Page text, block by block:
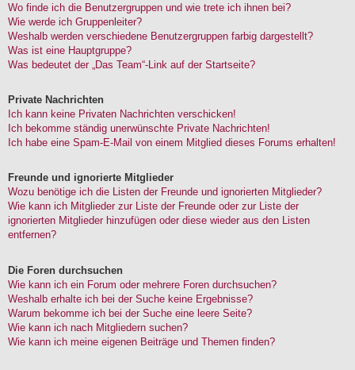
Wo finde ich die Benutzergruppen und wie trete ich ihnen bei?
Wie werde ich Gruppenleiter?
Weshalb werden verschiedene Benutzergruppen farbig dargestellt?
Was ist eine Hauptgruppe?
Was bedeutet der „Das Team“-Link auf der Startseite?
Private Nachrichten
Ich kann keine Privaten Nachrichten verschicken!
Ich bekomme ständig unerwünschte Private Nachrichten!
Ich habe eine Spam-E-Mail von einem Mitglied dieses Forums erhalten!
Freunde und ignorierte Mitglieder
Wozu benötige ich die Listen der Freunde und ignorierten Mitglieder?
Wie kann ich Mitglieder zur Liste der Freunde oder zur Liste der
ignorierten Mitglieder hinzufügen oder diese wieder aus den Listen
entfernen?
Die Foren durchsuchen
Wie kann ich ein Forum oder mehrere Foren durchsuchen?
Weshalb erhalte ich bei der Suche keine Ergebnisse?
Warum bekomme ich bei der Suche eine leere Seite?
Wie kann ich nach Mitgliedern suchen?
Wie kann ich meine eigenen Beiträge und Themen finden?